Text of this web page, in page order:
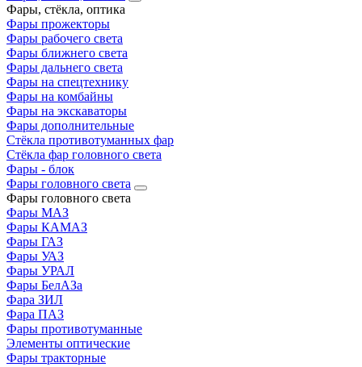
Фары, стёкла, оптика
Фары прожекторы
Фары рабочего света
Фары ближнего света
Фары дальнего света
Фары на спецтехнику
Фары на комбайны
Фары на экскаваторы
Фары дополнительные
Стёкла противотуманных фар
Стёкла фар головного света
Фары - блок
Фары головного света
Фары головного света
Фары МАЗ
Фары КАМАЗ
Фары ГАЗ
Фары УАЗ
Фары УРАЛ
Фары БелАЗа
Фара ЗИЛ
Фара ПАЗ
Фары противотуманные
Элементы оптические
Фары тракторные